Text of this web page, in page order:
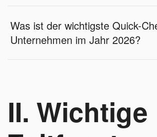
Was ist der wichtigste Quick-
Unternehmen im Jahr 2026?
II. Wichtige